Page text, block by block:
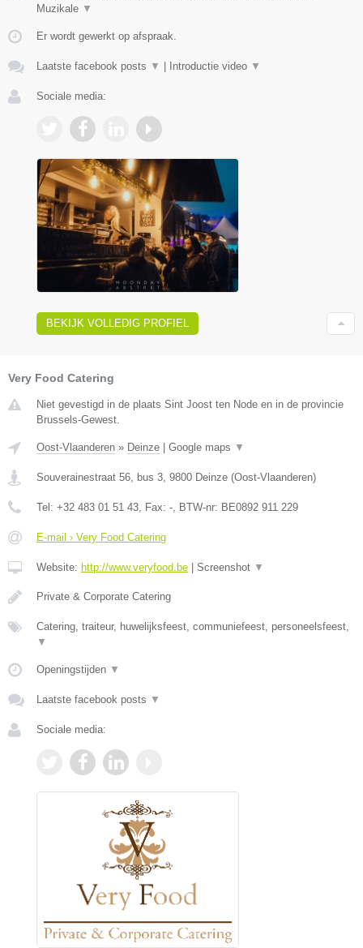
Muzikale ▼
Er wordt gewerkt op afspraak.
Laatste facebook posts ▼ Introductie video ▼
Sociale media:
BEKIJK VOLLEDIG PROFIEL
Very Food Catering
Niet gevestigd in de plaats Sint Joost ten Node en in de provincie
Brussels-Gewest.
Oost-Vlaanderen » Deinze Google maps ▼
Souverainestraat 56, bus 3, 9800 Deinze (Oost-Vlaanderen)
Tel: +32 483 01 51 43, Fax: -, BTW-nr: BE0892 911 229
E-mail › Very Food Catering
Website: http://www.veryfood.be Screenshot ▼
Private & Corporate Catering
Catering, traiteur, huwelijksfeest, communiefeest, personeelsfeest,
▼
Openingstijden ▼
Laatste facebook posts ▼
Sociale media: